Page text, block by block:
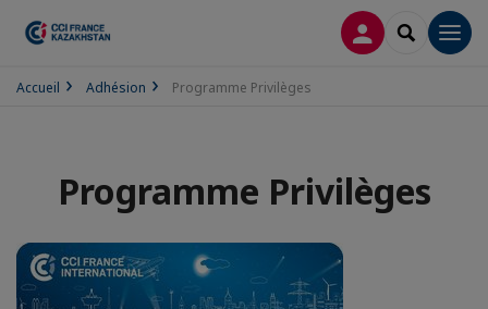
CONNEXION
Accueil Adhésion Programme Privilèges
Programme Privilèges